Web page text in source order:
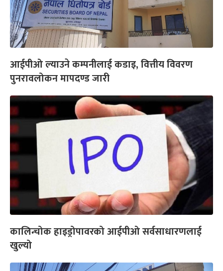
आईपीओ ल्याउने कम्पनीलाई कडाइ, वित्तीय विवरण
पुनरावलोकन मापदण्ड जारी
कालिन्चोक हाइड्रोपावरको आईपीओ सर्वसाधारणलाई
खुल्यो